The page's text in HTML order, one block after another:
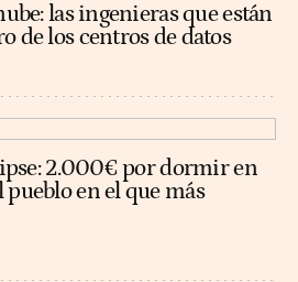
las ingenieras que están
de los centros de datos
2.000€ por dormir en
en el que más